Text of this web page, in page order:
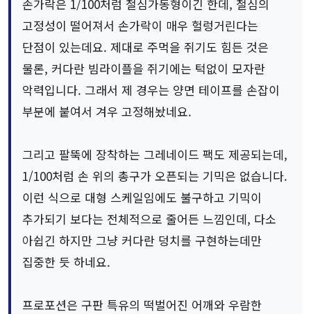
손가락은 1/100처럼 철심가동형이긴 한데, 철심의
고정성이 떨어져서 손가락이 매우 헐렁거린다는
단점이 있는데요. 제대로 주먹을 쥐기도 힘든 것은
물론, 커다란 빔라이플을 쥐기에는 턱없이 모자란
악력입니다. 그래서 제 경우는 양면 테이프를 손잡이
부분에 붙여서 겨우 고정해놨네요.
그리고 팔뚝에 장착하는 그레네이드 팩도 제공되는데,
1/100처럼 손 위의 총구가 오픈되는 기믹은 없습니다.
이런 식으로 대형 스케일임에도 불구하고 기믹이
추가되기 보다는 전체적으로 줄어든 느낌인데, 다소
아쉽긴 하지만 그냥 커다란 덩치를 구현하는데만
집중한 듯 하네요.
프로포션은 구판 특유의 떡벌어진 어깨와 우람한